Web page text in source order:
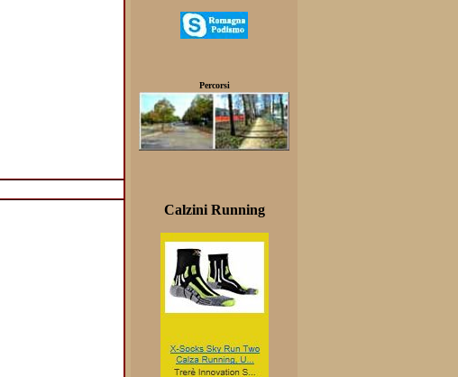
Percorsi
Calzini Running